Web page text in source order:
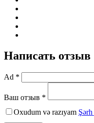
Написать отзыв
Ad *
Ваш отзыв *
Oxudum və razıyam